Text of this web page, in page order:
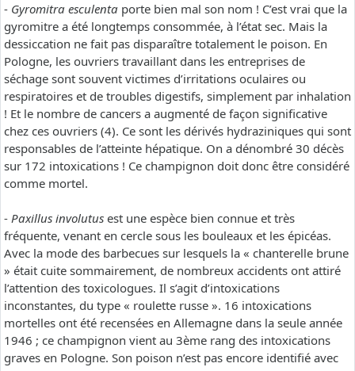
- Gyromitra esculenta porte bien mal son nom ! C’est vrai que la
gyromitre a été longtemps consommée, à l’état sec. Mais la
dessiccation ne fait pas disparaître totalement le poison. En
Pologne, les ouvriers travaillant dans les entreprises de
séchage sont souvent victimes d’irritations oculaires ou
respiratoires et de troubles digestifs, simplement par inhalation
! Et le nombre de cancers a augmenté de façon significative
chez ces ouvriers (4). Ce sont les dérivés hydraziniques qui sont
responsables de l’atteinte hépatique. On a dénombré 30 décès
sur 172 intoxications ! Ce champignon doit donc être considéré
comme mortel.
- Paxillus involutus est une espèce bien connue et très
fréquente, venant en cercle sous les bouleaux et les épicéas.
Avec la mode des barbecues sur lesquels la « chanterelle brune
» était cuite sommairement, de nombreux accidents ont attiré
l’attention des toxicologues. Il s’agit d’intoxications
inconstantes, du type « roulette russe ». 16 intoxications
mortelles ont été recensées en Allemagne dans la seule année
1946 ; ce champignon vient au 3ème rang des intoxications
graves en Pologne. Son poison n’est pas encore identifié avec